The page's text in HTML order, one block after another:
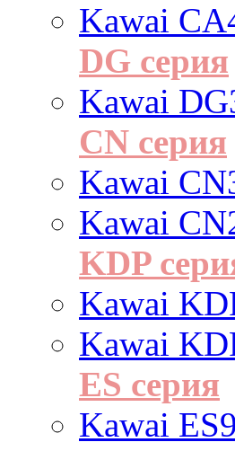
Kawai
DG серия
Kawai
CN серия
Kawai
Kawai
KDP
Kawai
Kawai
ES cерия
Kawai